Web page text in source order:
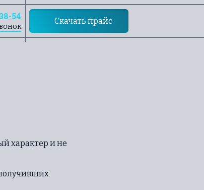
54 Скачать прайс
характер и не